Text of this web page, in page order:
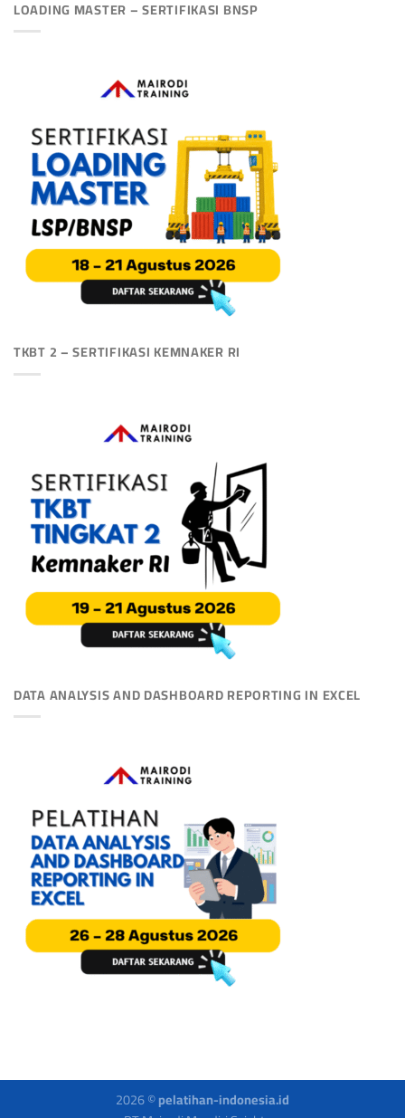
LOADING MASTER – SERTIFIKASI BNSP
TKBT 2 – SERTIFIKASI KEMNAKER RI
DATA ANALYSIS AND DASHBOARD REPORTING IN EXCEL
2026 ©pelatihan-indonesia.id